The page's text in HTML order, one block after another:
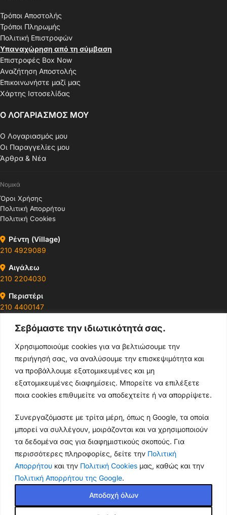
Σεβόμαστε την ιδιωτικότητά σας.
Χρησιμοποιούμε cookies για να βελτιώσουμε την
περιήγησή σας, να αναλύσουμε την επισκεψιμότητα και
να προβάλλουμε εξατομικευμένες και μη
εξατομικευμένες διαφημίσεις. Μπορείτε να επιλέξετε
ποια cookies επιθυμείτε να αποδεχτείτε ή να απορρίψετε.
Συνεργαζόμαστε με τρίτα μέρη, όπως η Google, τα οποία
μπορεί να συλλέγουν, μοιράζονται και να χρησιμοποιούν
τα δεδομένα σας για διαφημιστικούς σκοπούς. Για
περισσότερες πληροφορίες, δείτε την Πολιτική
Απορρήτου και την Πολιτική Cookies μας, καθώς και την
Πολιτική Απορρήτου της Google.
Αποδοχή όλων
Τρόποι Αποστολής
Τρόποι Πληρωμής
Πολιτική Επιστροφών
Υπαναχώρηση από τη σύμβαση
Επιστροφές Box Now
Αναζήτηση Αποστολής
Επικοινωνήστε μαζί μας
Χάρτης Ιστοσελίδας
Ο ΛΟΓΑΡΙΑΣΜΟΣ ΜΟΥ
Ο Λογαριασμός μου
Οι Παραγγελίες μου
Άρθρα & Νέα
Νομικά
Όροι Χρήσης
Πολιτική Απορρήτου
Πολιτική Cookies
Ρέντη (Village)
210 4929089
Αιγάλεω
210 2204030
Περιστέρι
210 4400147
Ωράρια & Διευθύνσεις →
210 4929089
Κεντρικό τηλέφωνο
info@thikishop.gr
Δευ - Σάβ: 10:00 - 21:00
ΔΩΡΕΑΝ ΑΠΟΣΤΟΛΗ
για παραγγελίες άνω των 35€
Copyright 2025 Powered by ThikiShop.